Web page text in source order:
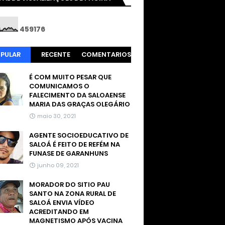
459176
RECENTE COMENTARIOS
É COM MUITO PESAR QUE
COMUNICAMOS O
FALECIMENTO DA SALOAENSE
MARIA DAS GRAÇAS OLEGÁRIO
maio 30, 2021
AGENTE SOCIOEDUCATIVO DE
SALOÁ É FEITO DE REFÉM NA
FUNASE DE GARANHUNS
junho 09, 2021
MORADOR DO SITIO PAU
SANTO NA ZONA RURAL DE
SALOÁ ENVIA VÍDEO
ACREDITANDO EM
MAGNETISMO APÓS VACINA